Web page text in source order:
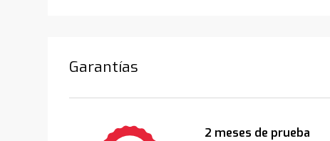
Garantías
2 meses de prueba